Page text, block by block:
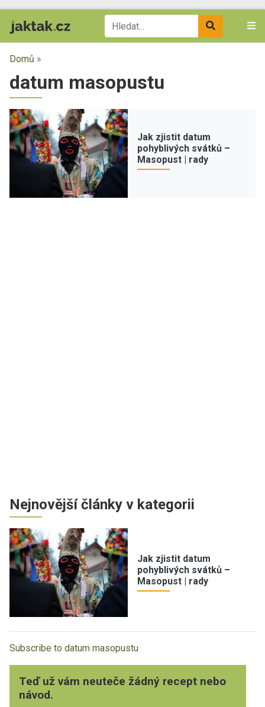
Domů »
datum masopustu
Jak zjistit datum
pohyblivých svátků –
Masopust | rady
Nejnovější články v kategorii
Jak zjistit datum
pohyblivých svátků –
Masopust | rady
Subscribe to datum masopustu
Teď už vám neuteče žádný recept nebo
návod.